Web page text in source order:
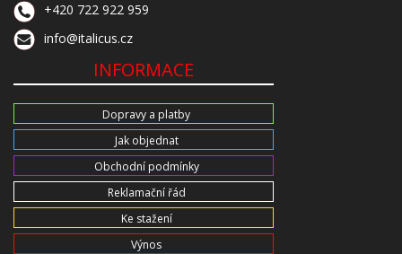
+420 722 922 959
info@italicus.cz
INFORMACE
Dopravy a platby
Jak objednat
Obchodní podmínky
Reklamační řád
Ke stažení
Výnos